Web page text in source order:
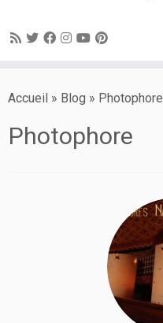
Accueil » Blog » Photophore
Photophore